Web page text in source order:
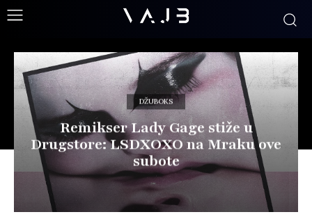
DŽUBOKS
Remikser Lady Gage stiže u
Drugstore: LSDXOXO na Mraku ove
subote